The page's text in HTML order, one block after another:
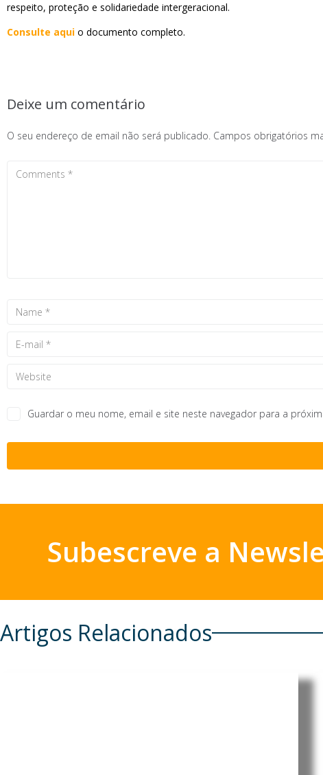
respeito, proteção e solidariedade intergeracional.
Consulte aqui o documento completo.
Deixe um comentário
O seu endereço de email não será publicado. Campos obrigatórios
Guardar o meu nome, email e site neste navegador para a
Subescreve a
Artigos Relacionados